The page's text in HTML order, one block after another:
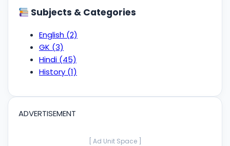
Subjects & Categories
English (2)
GK (3)
Hindi (45)
History (1)
ADVERTISEMENT
[ Ad Unit Space ]